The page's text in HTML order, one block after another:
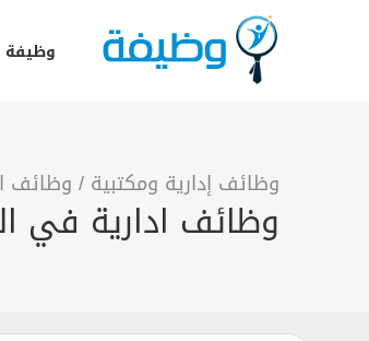
وظيفة
وظائف إدارية ومكتبية / وظائف
وظائف ادارية في